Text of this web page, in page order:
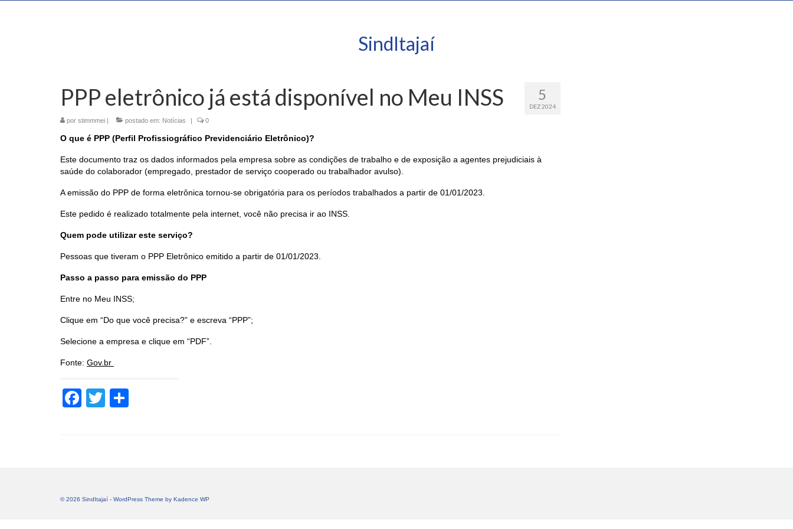
SindItajaí
5
DEZ 2024
PPP eletrônico já está disponível no Meu INSS
por stimmmei | postado em: Notícias | 0
O que é PPP (Perfil Profissiográfico Previdenciário Eletrônico)?
Este documento traz os dados informados pela empresa sobre as condições de trabalho e de exposição a agentes prejudiciais à
saúde do colaborador (empregado, prestador de serviço cooperado ou trabalhador avulso).
A emissão do PPP de forma eletrônica tornou-se obrigatória para os períodos trabalhados a partir de 01/01/2023.
Este pedido é realizado totalmente pela internet, você não precisa ir ao INSS.
Quem pode utilizar este serviço?
Pessoas que tiveram o PPP Eletrônico emitido a partir de 01/01/2023.
Passo a passo para emissão do PPP
Entre no Meu INSS;
Clique em “Do que você precisa?” e escreva “PPP”;
Selecione a empresa e clique em “PDF”.
Fonte: Gov.br
Facebook
Twitter
© 2026 SindItajaí - WordPress Theme by Kadence WP